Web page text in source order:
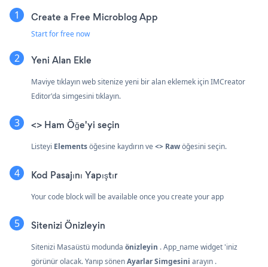
Create a Free Microblog App
Start for free now
Yeni Alan Ekle
Maviye tıklayınweb sitenize yeni bir alan eklemek için IMCreator
Editor'da simgesini tıklayın.
<> Ham Öğe'yi seçin
Listeyi Elementsöğesine kaydırın ve<> Rawöğesini seçin.
Kod Pasajını Yapıştır
Your code block will be available once you create your app
Sitenizi Önizleyin
Sitenizi Masaüstü modunda önizleyin . App_name widget 'iniz
görünür olacak. Yanıp sönenAyarlar Simgesini arayın .